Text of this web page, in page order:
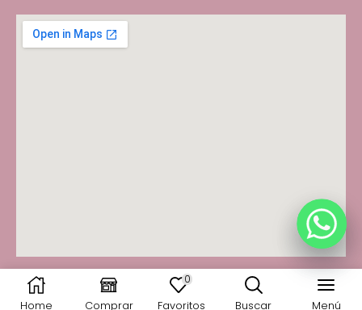
Home Comprar
0
Favoritos
Buscar Menú
© 2025 Fancy You · Todos los derechos reservados